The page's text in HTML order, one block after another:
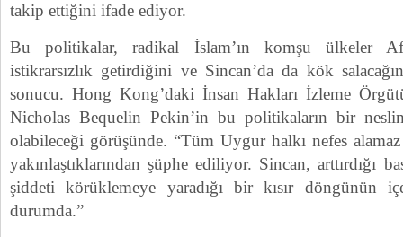
takip ettiğini ifade ediyor.
Bu politikalar, radikal İslam’ın komşu ülkeler
istikrarsızlık getirdiğini ve Sincan’da da kök
sonucu. Hong Kong’daki İnsan Hakları İzleme
Nicholas Bequelin Pekin’in bu politikaların bir
olabileceği görüşünde. “Tüm Uygur halkı nefes alamaz
yakınlaştıklarından şüphe ediliyor. Sincan, arttırdığı
şiddeti körüklemeye yaradığı bir kısır döngünün
durumda.”